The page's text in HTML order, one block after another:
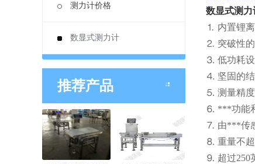
测力计价格
数显式测力计
推荐产品
数显式测力
⒈ 内置锂
⒉ 突破性
⒊ 低功耗设
⒋ 坚固的结
⒌ 测量精
⒍ ***功能
⒎ 由***传
⒏ 重量不超
⒐ 超过250